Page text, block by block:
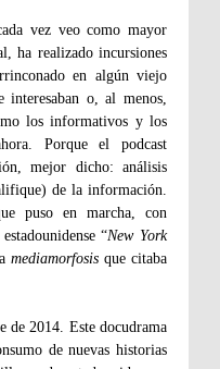
vez veo como mayor
ha realizado incursiones
en algún viejo
interesaban o, al menos,
los informativos y los
Porque el podcast
mejor dicho: análisis
de la información.
puso en marcha, con
“New York
mediamorfosis que citaba
de 2014. Este docudrama
de nuevas historias